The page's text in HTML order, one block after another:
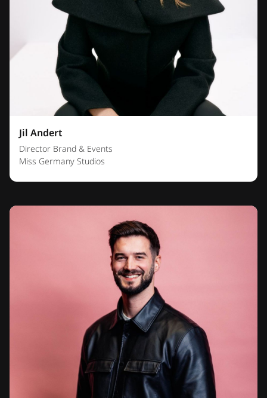
Jil Andert
Director Brand & Events
Miss Germany Studios